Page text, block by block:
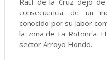
Raúl de la Cruz dejó
consecuencia de un
conocido por su labor
la zona de La Rotonda.
sector Arroyo Hondo.